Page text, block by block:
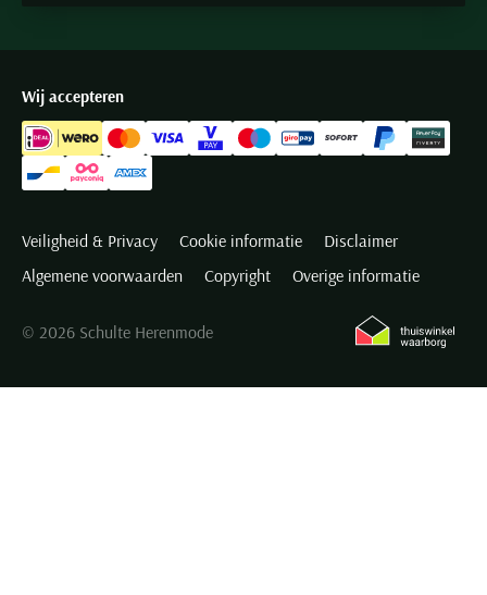
Wij accepteren
Veiligheid & Privacy Cookie informatie
Disclaimer
Algemene voorwaarden
Copyright Overige informatie
© 2026 Schulte Herenmode